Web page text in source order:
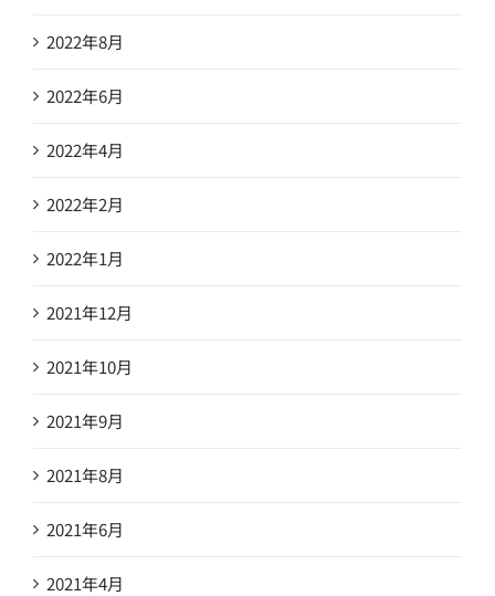
2022年8月
2022年6月
2022年4月
2022年2月
2022年1月
2021年12月
2021年10月
2021年9月
2021年8月
2021年6月
2021年4月